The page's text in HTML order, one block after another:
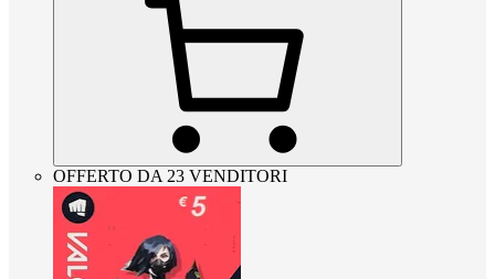
OFFERTO DA 23 VENDITORI